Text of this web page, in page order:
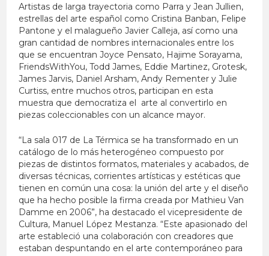
Artistas de larga trayectoria como Parra y Jean Jullien,
estrellas del arte español como Cristina Banban, Felipe
Pantone y el malagueño Javier Calleja, así como una
gran cantidad de nombres internacionales entre los
que se encuentran Joyce Pensato, Hajime Sorayama,
FriendsWithYou, Todd James, Eddie Martinez, Grotesk,
James Jarvis, Daniel Arsham, Andy Rementer y Julie
Curtiss, entre muchos otros, participan en esta
muestra que democratiza el arte al convertirlo en
piezas coleccionables con un alcance mayor.
“La sala 017 de La Térmica se ha transformado en un
catálogo de lo más heterogéneo compuesto por
piezas de distintos formatos, materiales y acabados, de
diversas técnicas, corrientes artísticas y estéticas que
tienen en común una cosa: la unión del arte y el diseño
que ha hecho posible la firma creada por Mathieu Van
Damme en 2006”, ha destacado el vicepresidente de
Cultura, Manuel López Mestanza. “Este apasionado del
arte estableció una colaboración con creadores que
estaban despuntando en el arte contemporáneo para